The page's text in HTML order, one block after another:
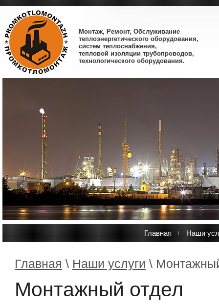
Монтаж, Ремонт, Обслуживание
теплоэнергетического оборудования,
систем теплоснабжения,
тепловой изоляции трубопроводов,
технологического оборудования.
Главная Наши
Главная \ Наши услуги \
Монтажный отдел